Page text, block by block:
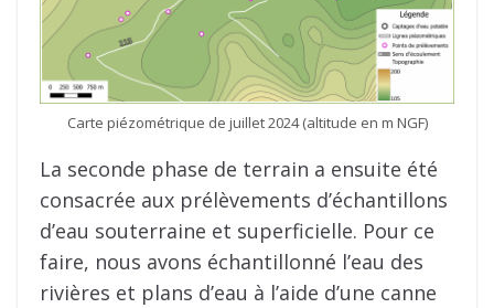
Carte piézométrique de juillet 2024 (altitude en m NGF)
La seconde phase de terrain a ensuite été
consacrée aux prélèvements d’échantillons
d’eau souterraine et superficielle. Pour ce
faire, nous avons échantillonné l’eau des
rivières et plans d’eau à l’aide d’une canne